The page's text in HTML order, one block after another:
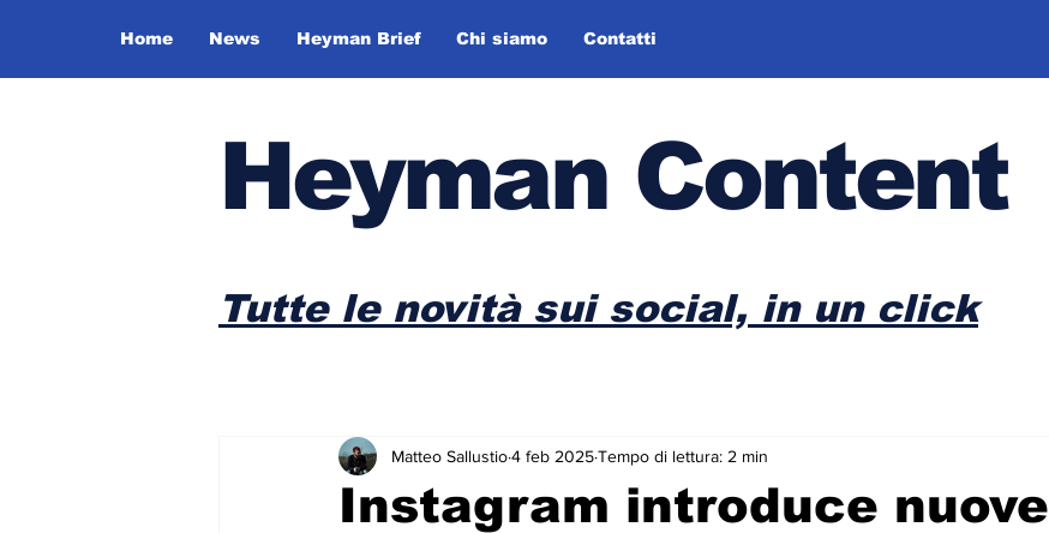
Home News Heyman Brief Chi siamo Contatti
Heyman Content
Tutte le novità sui social, in un click
Instagram introduce nuove
Matteo Sallustio4 feb 2025Tempo di lettura: 2 min